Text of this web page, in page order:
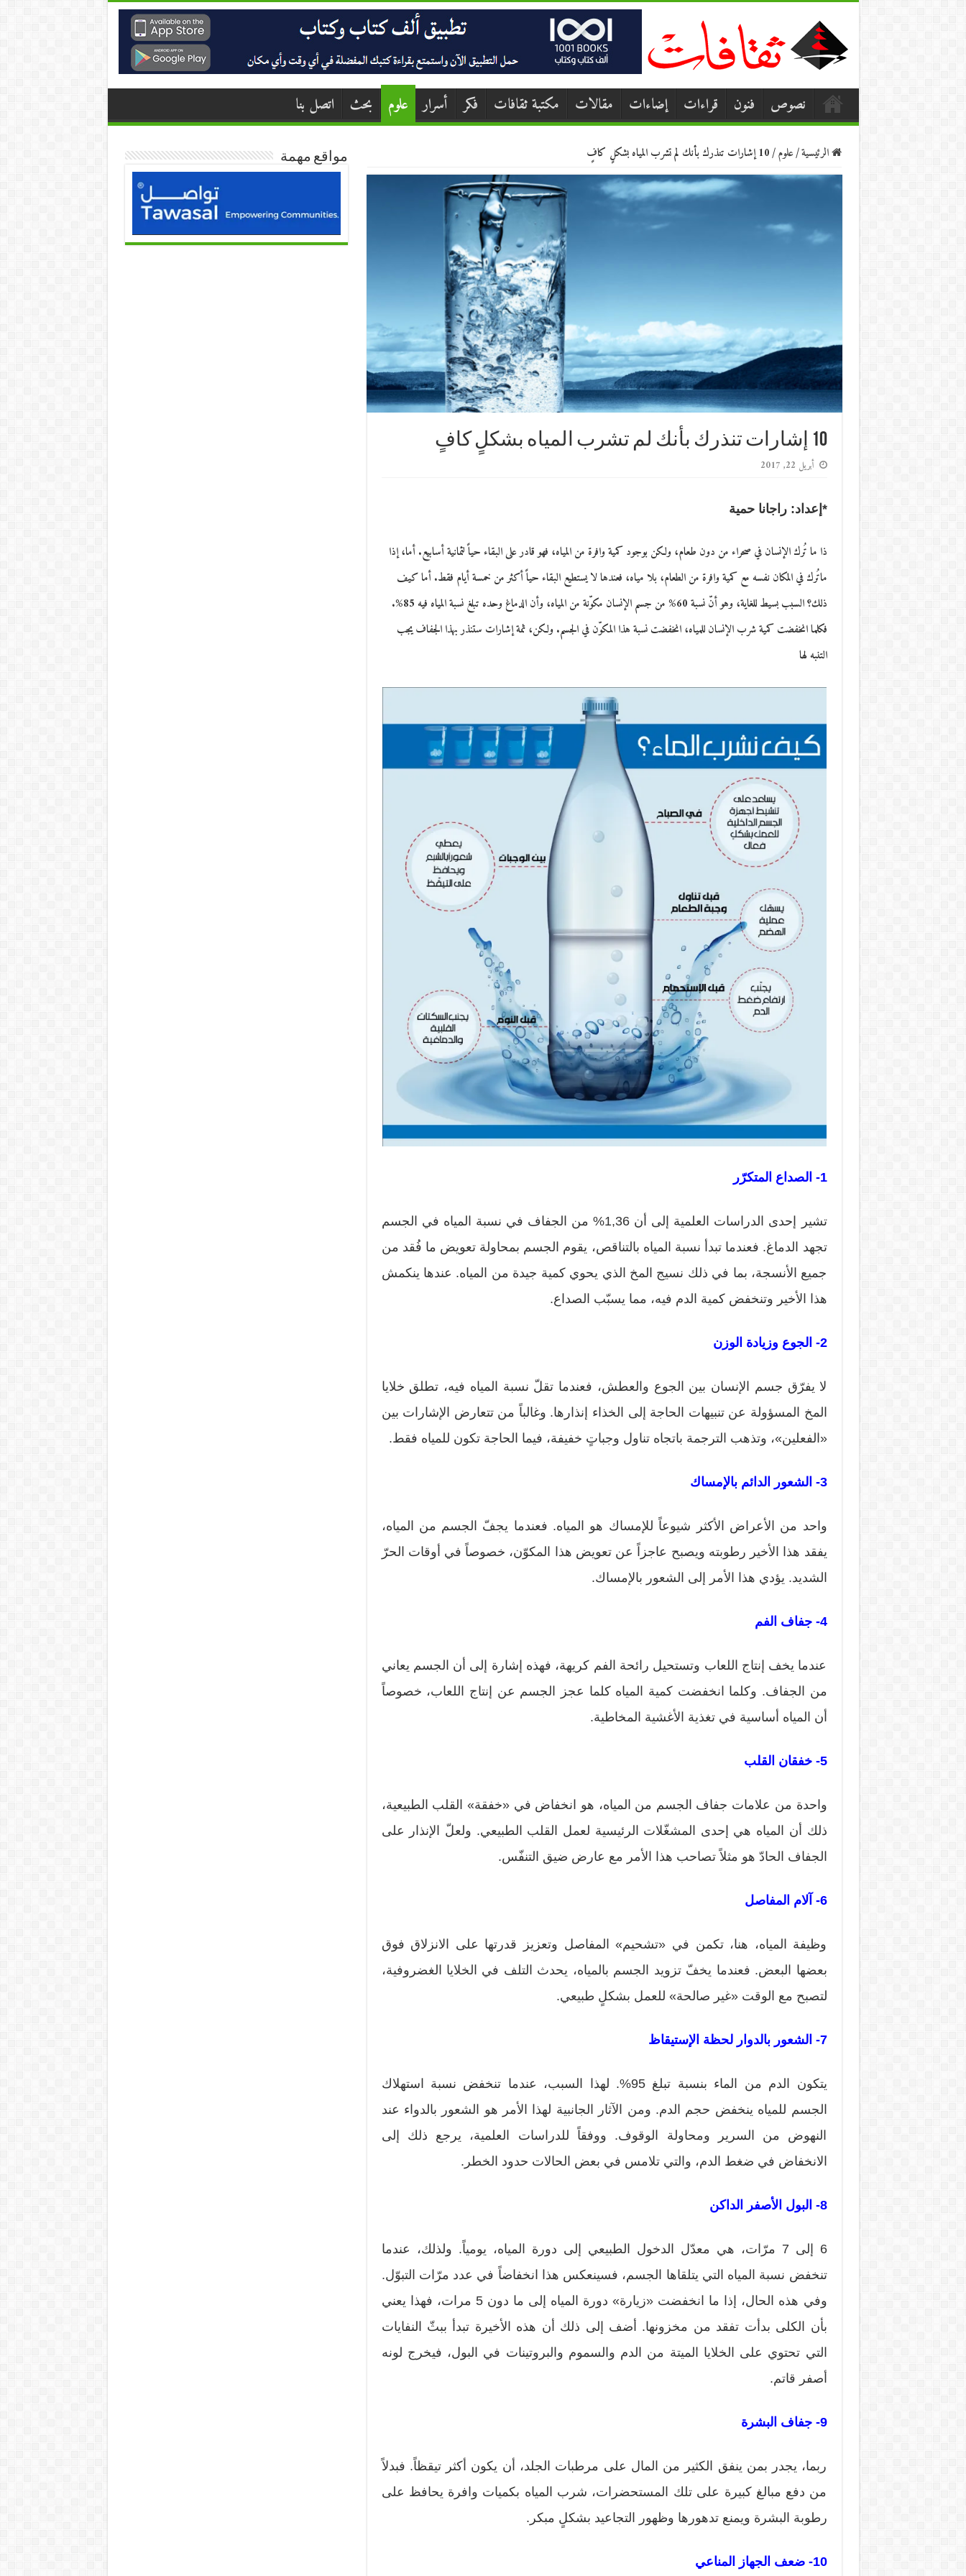
نصوص فنون قراءات إضاءات مقالات مكتبة ثقافات فكر أسرار علوم بحث اتصل بنا
الرئيسية/علوم/10 إشارات تنذرك بأنك لم تشرب المياه بشكلٍ كافٍ
10 إشارات تنذرك بأنك لم تشرب المياه بشكلٍ كافٍ
أبريل 22, 2017
*إعداد: راجانا حمية
ذا ما تُرك الإنسان في صحراء من دون طعام، ولكن بوجود كمية وافرة من المياه، فهو قادر على البقاء حياً لثمانية أسابيع. أما، إذا
ماتُرك في المكان نفسه مع كمية وافرة من الطعام، بلا مياه، فعندها لا يستطيع البقاء حياً أكثر من خمسة أيام فقط. أما كيف
ذلك؟ السبب بسيط للغاية، وهو أنّ نسبة 60% من جسم الإنسان مكوّنة من المياه، وأن الدماغ وحده تبلغ نسبة المياه فيه 85%.
فكلما انخفضت كمية شرب الإنسان للمياه، انخفضت نسبة هذا المكوّن في الجسم. ولكن، ثمة إشارات ستنذر بهذا الجفاف يجب
التنبه لها
1- الصداع المتكرّر
تشير إحدى الدراسات العلمية إلى أن 1,36% من الجفاف في نسبة المياه في الجسم
تجهد الدماغ. فعندما تبدأ نسبة المياه بالتناقص، يقوم الجسم بمحاولة تعويض ما فُقد من
جميع الأنسجة، بما في ذلك نسيج المخ الذي يحوي كمية جيدة من المياه. عندها ينكمش
هذا الأخير وتنخفض كمية الدم فيه، مما يسبّب الصداع.
2- الجوع وزيادة الوزن
لا يفرّق جسم الإنسان بين الجوع والعطش، فعندما تقلّ نسبة المياه فيه، تطلق خلايا
المخ المسؤولة عن تنبيهات الحاجة إلى الخذاء إنذارها. وغالباً من تتعارض الإشارات بين
«الفعلين»، وتذهب الترجمة باتجاه تناول وجباتٍ خفيفة، فيما الحاجة تكون للمياه فقط.
3- الشعور الدائم بالإمساك
واحد من الأعراض الأكثر شيوعاً للإمساك هو المياه. فعندما يجفّ الجسم من المياه،
يفقد هذا الأخير رطوبته ويصبح عاجزاً عن تعويض هذا المكوّن، خصوصاً في أوقات الحرّ
الشديد. يؤدي هذا الأمر إلى الشعور بالإمساك.
4- جفاف الفم
عندما يخف إنتاج اللعاب وتستحيل رائحة الفم كريهة، فهذه إشارة إلى أن الجسم يعاني
من الجفاف. وكلما انخفضت كمية المياه كلما عجز الجسم عن إنتاج اللعاب، خصوصاً
أن المياه أساسية في تغذية الأغشية المخاطية.
5- خفقان القلب
واحدة من علامات جفاف الجسم من المياه، هو انخفاض في «خفقة» القلب الطبيعية،
ذلك أن المياه هي إحدى المشغّلات الرئيسية لعمل القلب الطبيعي. ولعلّ الإنذار على
الجفاف الحادّ هو مثلاً تصاحب هذا الأمر مع عارض ضيق التنفّس.
6- آلام المفاصل
وظيفة المياه، هنا، تكمن في «تشحيم» المفاصل وتعزيز قدرتها على الانزلاق فوق
بعضها البعض. فعندما يخفّ تزويد الجسم بالمياه، يحدث التلف في الخلايا الغضروفية،
لتصبح مع الوقت «غير صالحة» للعمل بشكلٍ طبيعي.
7- الشعور بالدوار لحظة الإستيقاظ
يتكون الدم من الماء بنسبة تبلغ 95%. لهذا السبب، عندما تنخفض نسبة استهلاك
الجسم للمياه ينخفض حجم الدم. ومن الآثار الجانبية لهذا الأمر هو الشعور بالدواء عند
النهوض من السرير ومحاولة الوقوف. ووفقاً للدراسات العلمية، يرجع ذلك إلى
الانخفاض في ضغط الدم، والتي تلامس في بعض الحالات حدود الخطر.
8- البول الأصفر الداكن
6 إلى 7 مرّات، هي معدّل الدخول الطبيعي إلى دورة المياه، يومياً. ولذلك، عندما
تنخفض نسبة المياه التي يتلقاها الجسم، فسينعكس هذا انخفاضاً في عدد مرّات التبوّل.
وفي هذه الحال، إذا ما انخفضت «زيارة» دورة المياه إلى ما دون 5 مرات، فهذا يعني
بأن الكلى بدأت تفقد من مخزونها. أضف إلى ذلك أن هذه الأخيرة تبدأ ببثّ النفايات
التي تحتوي على الخلايا الميتة من الدم والسموم والبروتينات في البول، فيخرج لونه
أصفر قاتم.
9- جفاف البشرة
ربما، يجدر بمن ينفق الكثير من المال على مرطبات الجلد، أن يكون أكثر تيقظاً. فبدلاً
من دفع مبالغ كبيرة على تلك المستحضرات، شرب المياه بكميات وافرة يحافظ على
رطوبة البشرة ويمنع تدهورها وظهور التجاعيد بشكلٍ مبكر.
10- ضعف الجهاز المناعي
مواقع مهمة